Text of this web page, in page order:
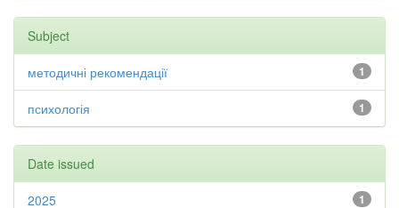
Subject
1
методичні рекомендації
1
психологія
Date issued
1
2025